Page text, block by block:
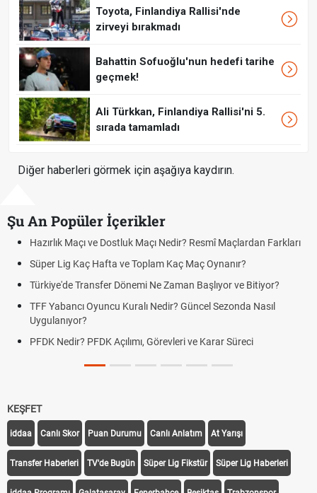
Toyota, Finlandiya Rallisi'nde
zirveyi bırakmadı
Bahattin Sofuoğlu'nun hedefi tarihe
geçmek!
Ali Türkkan, Finlandiya Rallisi'ni 5.
sırada tamamladı
Diğer haberleri görmek için aşağıya kaydırın.
Şu An Popüler İçerikler
Resmî Maçlardan Farkları
Maç Oynanır?
Başlıyor ve Bitiyor?
Sezonda Nasıl
ve Karar Süreci
Puan Durumunda AG, OM ve Diğer
Skor Ne Demek? Sporda Skor ve
Futbol Nasıl Oynanır? Temel Futbol
Deplasman Golü Kuralı Nedir?
DGS Sonuçları Ne Zaman
KEŞFET
iddaa Canlı Skor Puan Durumu Canlı Anlatım At Yarışı
Transfer Haberleri TV'de Bugün Süper Lig Fikstür Süper Lig Haberleri